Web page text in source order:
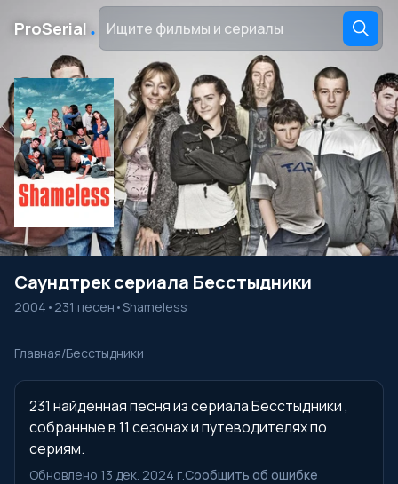
ProSerial ․
Саундтрек сериала Бесстыдники
2004 • 231 песен •Shameless
Главная/Бесстыдники
231 найденная песня из сериала Бесстыдники ,
собранные в 11 сезонах и путеводителях по
сериям.
Обновлено 13 дек. 2024 г.Сообщить об ошибке